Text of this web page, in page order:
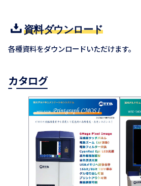
資料ダウンロード
各種資料をダウンロードいただけます。
カタログ